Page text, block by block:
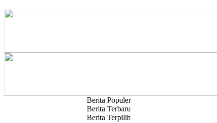
Berita Populer
Berita Terbaru
Berita Terpilih